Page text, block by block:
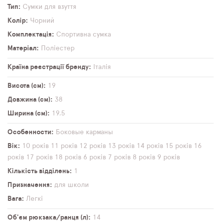
Тип
Сумки для взуття
Колір
Чорний
Комплектація
Спортивна сумка
Матеріал
Поліестер
Країна реєстрації бренду Італія
Висота (см)
19
Довжина (см)
38
Ширина (см)
19,5
Особенности
Боковые карманы
Вік
10 років 11 років 12 років 13 років 14 років 15 років 16
років 17 років 18 років 6 років 7 років 8 років 9 років
Кількість відділень
1
Призначення
для школи
Вага
Легкі
Об'єм рюкзака/ранця (л) 14